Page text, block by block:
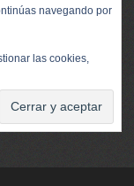
navegando por
las cookies,